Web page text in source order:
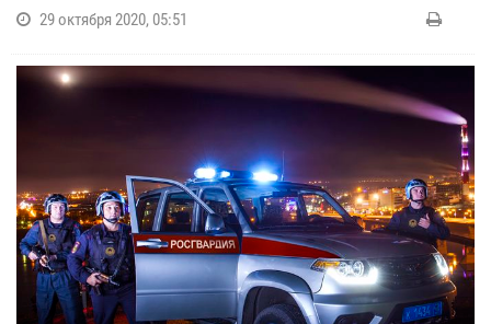
29 октября 2020, 05:51